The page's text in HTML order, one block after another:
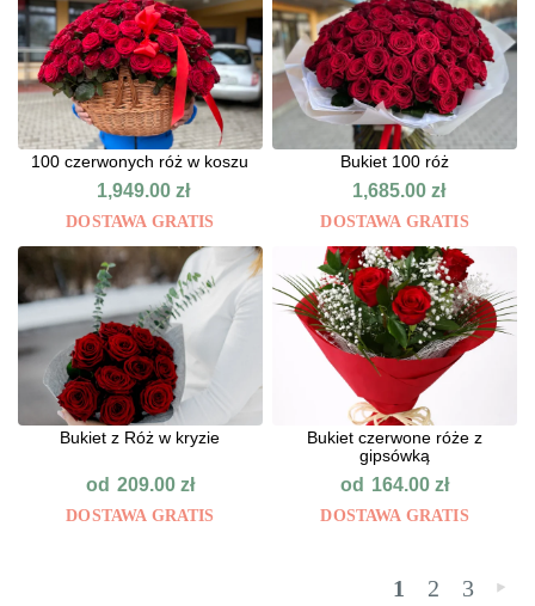
100 czerwonych róż w koszu
1,949.00zł
DOSTAWA GRATIS
Bukiet 100 róż
1,685.00 zł
DOSTAWA GRATIS
Bukiet z Róż w kryzie
od 209.00 zł
DOSTAWA GRATIS
Bukiet czerwone róże z
gipsówką
od 164.00zł
DOSTAWA GRATIS
1 2 3 »